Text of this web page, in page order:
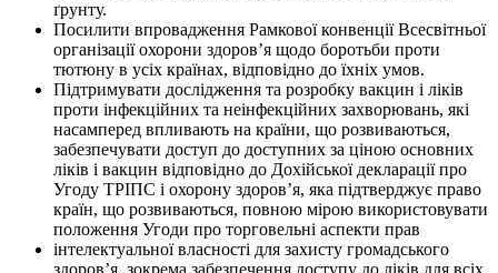
ґрунту.
Посилити впровадження Рамкової конвенції Всесвітньої
організації охорони здоров’я щодо боротьби проти
тютюну в усіх країнах, відповідно до їхніх умов.
Підтримувати дослідження та розробку вакцин і ліків
проти інфекційних та неінфекційних захворювань, які
насамперед впливають на країни, що розвиваються,
забезпечувати доступ до доступних за ціною основних
ліків і вакцин відповідно до Дохійської декларації про
Угоду ТРІПС і охорону здоров’я, яка підтверджує право
країн, що розвиваються, повною мірою використовувати
положення Угоди про торговельні аспекти прав
інтелектуальної власності для захисту громадського
здоров’я, зокрема забезпечення доступу до ліків для всіх.